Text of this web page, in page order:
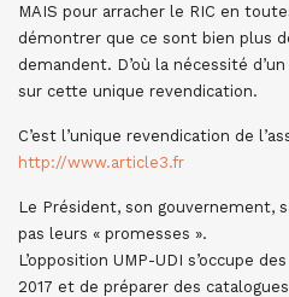
MAIS pour arracher le RIC en
démontrer que ce sont bien plus
demandent. D’où la nécessité
sur cette unique revendication.
C’est l’unique revendication de
http://www.article3.fr
Le Président, son gouvernement,
pas leurs « promesses ».
L’opposition UMP-UDI s’occupe
2017 et de préparer des